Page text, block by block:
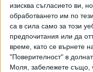
изисква съгласието ви,
обработването им по
са в сила само за този
предпочитания или да
време, като се върнете
"Поверителност" в
Моля, забележете също,
смъртта на десетки
Ако искате да
и качествена